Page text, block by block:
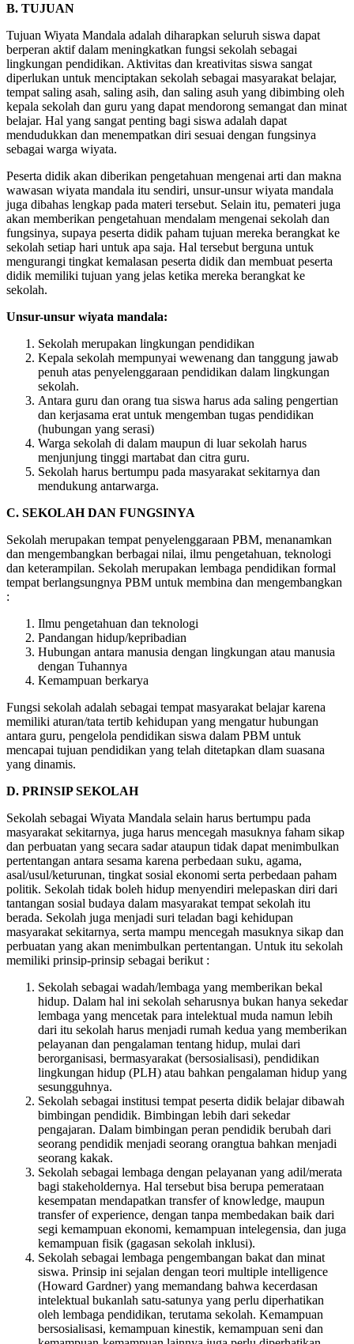
B. TUJUAN
Tujuan Wiyata Mandala adalah diharapkan seluruh siswa dapat
berperan aktif dalam meningkatkan fungsi sekolah sebagai
lingkungan pendidikan. Aktivitas dan kreativitas siswa sangat
diperlukan untuk menciptakan sekolah sebagai masyarakat belajar,
tempat saling asah, saling asih, dan saling asuh yang dibimbing oleh
kepala sekolah dan guru yang dapat mendorong semangat dan minat
belajar. Hal yang sangat penting bagi siswa adalah dapat
mendudukkan dan menempatkan diri sesuai dengan fungsinya
sebagai warga wiyata.
Peserta didik akan diberikan pengetahuan mengenai arti dan makna
wawasan wiyata mandala itu sendiri, unsur-unsur wiyata mandala
juga dibahas lengkap pada materi tersebut. Selain itu, pemateri juga
akan memberikan pengetahuan mendalam mengenai sekolah dan
fungsinya, supaya peserta didik paham tujuan mereka berangkat ke
sekolah setiap hari untuk apa saja. Hal tersebut berguna untuk
mengurangi tingkat kemalasan peserta didik dan membuat peserta
didik memiliki tujuan yang jelas ketika mereka berangkat ke
sekolah.
Unsur-unsur wiyata mandala:
Sekolah merupakan lingkungan pendidikan
Kepala sekolah mempunyai wewenang dan tanggung jawab
penuh atas penyelenggaraan pendidikan dalam lingkungan
sekolah.
Antara guru dan orang tua siswa harus ada saling pengertian
dan kerjasama erat untuk mengemban tugas pendidikan
(hubungan yang serasi)
Warga sekolah di dalam maupun di luar sekolah harus
menjunjung tinggi martabat dan citra guru.
Sekolah harus bertumpu pada masyarakat sekitarnya dan
mendukung antarwarga.
C. SEKOLAH DAN FUNGSINYA
Sekolah merupakan tempat penyelenggaraan PBM, menanamkan
dan mengembangkan berbagai nilai, ilmu pengetahuan, teknologi
dan keterampilan. Sekolah merupakan lembaga pendidikan formal
tempat berlangsungnya PBM untuk membina dan mengembangkan
:
Ilmu pengetahuan dan teknologi
Pandangan hidup/kepribadian
Hubungan antara manusia dengan lingkungan atau manusia
dengan Tuhannya
Kemampuan berkarya
Fungsi sekolah adalah sebagai tempat masyarakat belajar karena
memiliki aturan/tata tertib kehidupan yang mengatur hubungan
antara guru, pengelola pendidikan siswa dalam PBM untuk
mencapai tujuan pendidikan yang telah ditetapkan dlam suasana
yang dinamis.
D. PRINSIP SEKOLAH
Sekolah sebagai Wiyata Mandala selain harus bertumpu pada
masyarakat sekitarnya, juga harus mencegah masuknya faham sikap
dan perbuatan yang secara sadar ataupun tidak dapat menimbulkan
pertentangan antara sesama karena perbedaan suku, agama,
asal/usul/keturunan, tingkat sosial ekonomi serta perbedaan paham
politik. Sekolah tidak boleh hidup menyendiri melepaskan diri dari
tantangan sosial budaya dalam masyarakat tempat sekolah itu
berada. Sekolah juga menjadi suri teladan bagi kehidupan
masyarakat sekitarnya, serta mampu mencegah masuknya sikap dan
perbuatan yang akan menimbulkan pertentangan. Untuk itu sekolah
memiliki prinsip-prinsip sebagai berikut :
Sekolah sebagai wadah/lembaga yang memberikan bekal
hidup. Dalam hal ini sekolah seharusnya bukan hanya sekedar
lembaga yang mencetak para intelektual muda namun lebih
dari itu sekolah harus menjadi rumah kedua yang memberikan
pelayanan dan pengalaman tentang hidup, mulai dari
berorganisasi, bermasyarakat (bersosialisasi), pendidikan
lingkungan hidup (PLH) atau bahkan pengalaman hidup yang
sesungguhnya.
Sekolah sebagai institusi tempat peserta didik belajar dibawah
bimbingan pendidik. Bimbingan lebih dari sekedar
pengajaran. Dalam bimbingan peran pendidik berubah dari
seorang pendidik menjadi seorang orangtua bahkan menjadi
seorang kakak.
Sekolah sebagai lembaga dengan pelayanan yang adil/merata
bagi stakeholdernya. Hal tersebut bisa berupa pemerataan
kesempatan mendapatkan transfer of knowledge, maupun
transfer of experience, dengan tanpa membedakan baik dari
segi kemampuan ekonomi, kemampuan intelegensia, dan juga
kemampuan fisik (gagasan sekolah inklusi).
Sekolah sebagai lembaga pengembangan bakat dan minat
siswa. Prinsip ini sejalan dengan teori multiple intelligence
(Howard Gardner) yang memandang bahwa kecerdasan
intelektual bukanlah satu-satunya yang perlu diperhatikan
oleh lembaga pendidikan, terutama sekolah. Kemampuan
bersosialisasi, kemampuan kinestik, kemampuan seni dan